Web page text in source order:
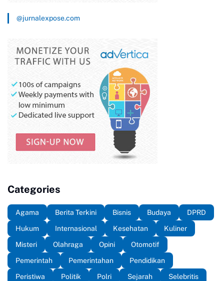
@jurnalexpose.com
Categories
Agama Berita Terkini Bisnis Budaya
DPRD
Hukum
Internasional Kesehatan
Kuliner
Misteri
Olahraga Opini
Otomotif
Pemerintah
Pemerintahan
Pendidikan
Peristiwa
Politik Polri Sejarah
Selebritis